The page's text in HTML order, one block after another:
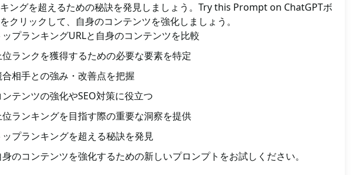
ングを超えるための秘訣を発見しましょう。Try this Prompt on ChatGPTボ
クリックして、自身のコンテンツを強化しましょう。
ップランキングURLと自身のコンテンツを比較
位ランクを獲得するための必要な要素を特定
合相手との強み・改善点を把握
ンテンツの強化やSEO対策に役立つ
位ランキングを目指す際の重要な洞察を提供
ップランキングを超える秘訣を発見
身のコンテンツを強化するための新しいプロンプトをお試しください。